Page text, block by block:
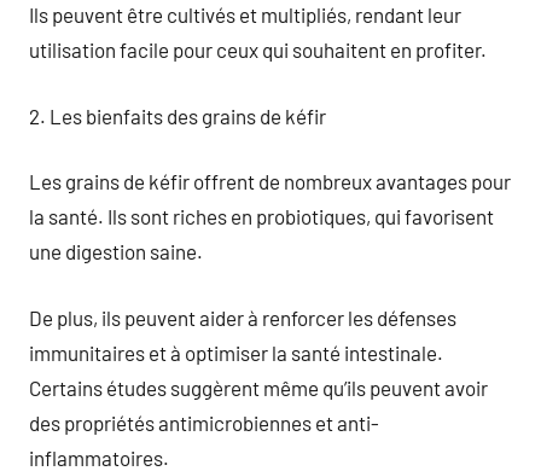
Ils peuvent être cultivés et multipliés, rendant leur
utilisation facile pour ceux qui souhaitent en profiter.
2. Les bienfaits des grains de kéfir
Les grains de kéfir offrent de nombreux avantages pour
la santé. Ils sont riches en probiotiques, qui favorisent
une digestion saine.
De plus, ils peuvent aider à renforcer les défenses
immunitaires et à optimiser la santé intestinale.
Certains études suggèrent même qu’ils peuvent avoir
des propriétés antimicrobiennes et anti-
inflammatoires.